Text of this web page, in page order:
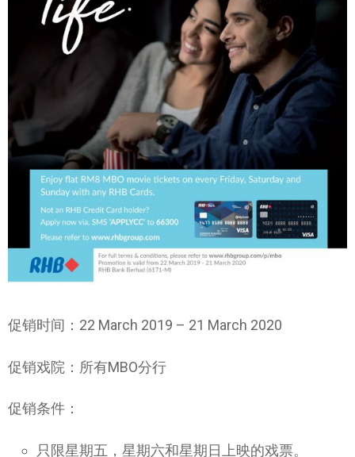
促销时间：22 March 2019 – 21 March 2020
促销戏院：所有MBO分行
促销条件：
只限星期五，星期六和星期日上映的戏票。